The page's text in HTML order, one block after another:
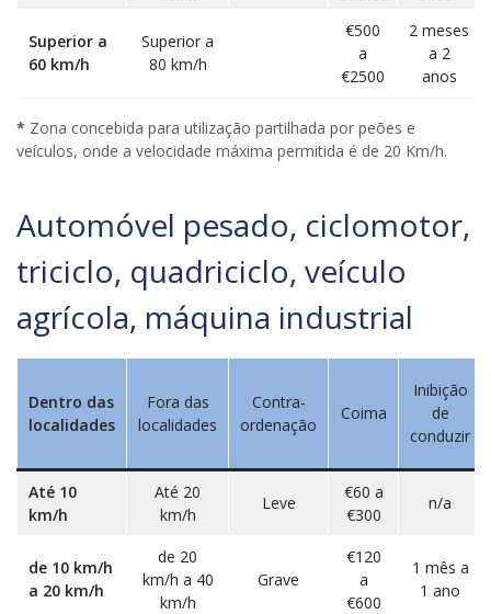
Superior a
60 km/h
Superior a
80 km/h
€500
a
€2500
2 meses
a 2
anos
* Zona concebida para utilização partilhada por peões e
veículos, onde a velocidade máxima permitida é de 20 Km/h.
Automóvel pesado, ciclomotor,
triciclo, quadriciclo, veículo
agrícola, máquina industrial
Dentro das
localidades
Fora das
localidades
Contra-
ordenação
Coima
Inibição
de
conduzir
Até 10
km/h
Até 20
km/h
Leve
€60 a
€300
n/a
de 10 km/h
a 20 km/h
de 20
km/h a 40
km/h
Grave
€120
a
€600
1 mês a
1 ano